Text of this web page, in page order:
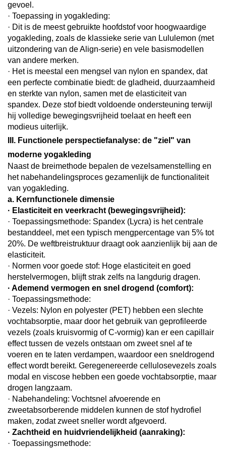
gevoel.
· Toepassing in yogakleding:
· Dit is de meest gebruikte hoofdstof voor hoogwaardige
yogakleding, zoals de klassieke serie van Lululemon (met
uitzondering van de Align-serie) en vele basismodellen
van andere merken.
· Het is meestal een mengsel van nylon en spandex, dat
een perfecte combinatie biedt: de gladheid, duurzaamheid
en sterkte van nylon, samen met de elasticiteit van
spandex. Deze stof biedt voldoende ondersteuning terwijl
hij volledige bewegingsvrijheid toelaat en heeft een
modieus uiterlijk.
III. Functionele perspectiefanalyse: de "ziel" van
moderne yogakleding
Naast de breimethode bepalen de vezelsamenstelling en
het nabehandelingsproces gezamenlijk de functionaliteit
van yogakleding.
a. Kernfunctionele dimensie
· Elasticiteit en veerkracht (bewegingsvrijheid):
· Toepassingsmethode: Spandex (Lycra) is het centrale
bestanddeel, met een typisch mengpercentage van 5% tot
20%. De weftbreistruktuur draagt ook aanzienlijk bij aan de
elasticiteit.
· Normen voor goede stof: Hoge elasticiteit en goed
herstelvermogen, blijft strak zelfs na langdurig dragen.
· Ademend vermogen en snel drogend (comfort):
· Toepassingsmethode:
· Vezels: Nylon en polyester (PET) hebben een slechte
vochtabsorptie, maar door het gebruik van geprofileerde
vezels (zoals kruisvormig of C-vormig) kan er een capillair
effect tussen de vezels ontstaan om zweet snel af te
voeren en te laten verdampen, waardoor een sneldrogend
effect wordt bereikt. Geregenereerde cellulosevezels zoals
modal en viscose hebben een goede vochtabsorptie, maar
drogen langzaam.
· Nabehandeling: Vochtsnel afvoerende en
zweetabsorberende middelen kunnen de stof hydrofiel
maken, zodat zweet sneller wordt afgevoerd.
· Zachtheid en huidvriendelijkheid (aanraking):
· Toepassingsmethode: